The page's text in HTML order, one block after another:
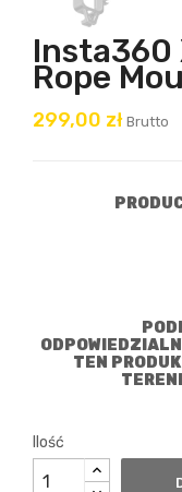
Insta360
Rope
299,00 zł Brutto
TEN
Ilość